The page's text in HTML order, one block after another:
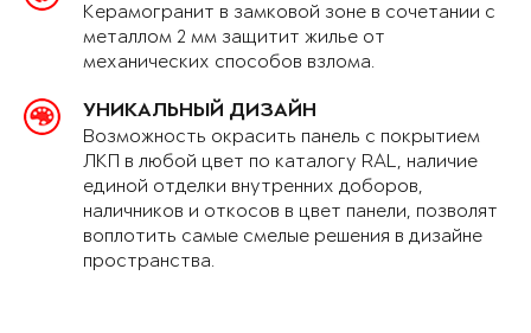
Керамогранит в замковой зоне в сочетании с
металлом 2 мм защитит жилье от
механических способов взлома.
УНИКАЛЬНЫЙ ДИЗАЙН
Возможность окрасить панель с покрытием
ЛКП в любой цвет по каталогу RAL, наличие
единой отделки внутренних доборов,
наличников и откосов в цвет панели, позволят
воплотить самые смелые решения в дизайне
пространства.